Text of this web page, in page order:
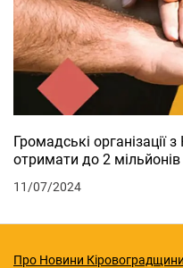
Громадські
отримати до 2
11/07/2024
Про Новини Кіровоградщини